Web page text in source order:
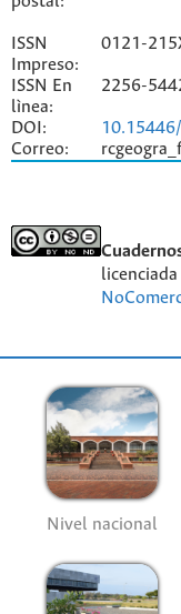
ISSN
Impreso:
0121-
ISSN En
lìnea:
2256-
DOI:
Correo:
Nivel nacional